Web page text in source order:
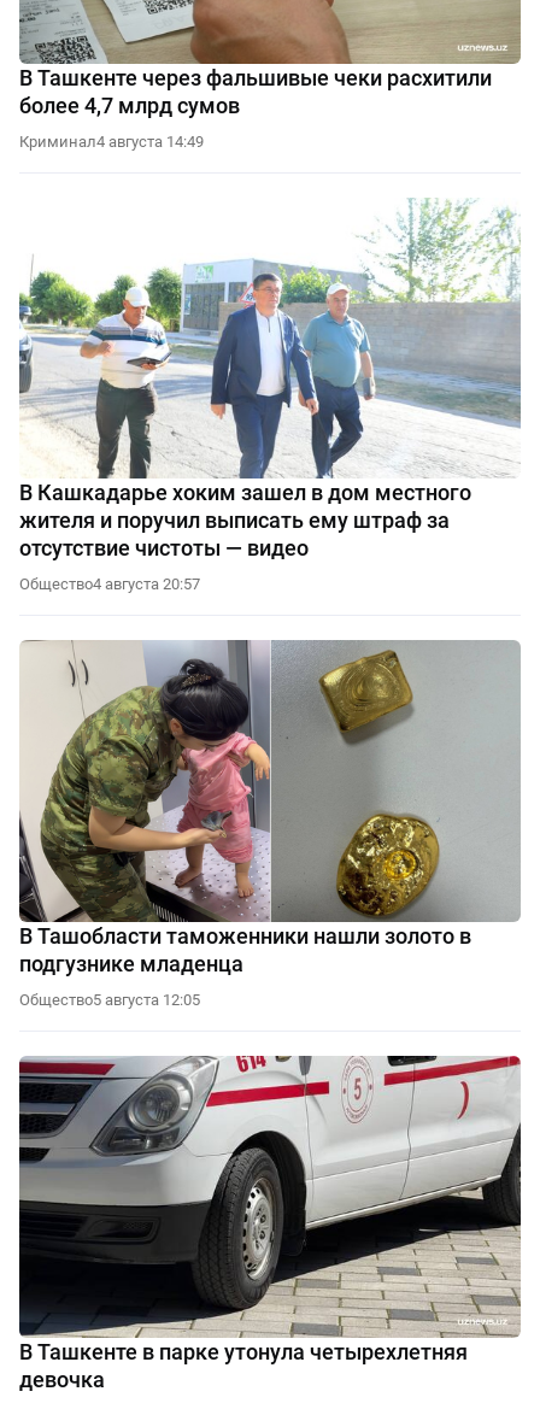
В Ташкенте через фальшивые чеки расхитили
более 4,7 млрд сумов
Криминал4 августа 14:49
В Кашкадарье хоким зашел в дом местного
жителя и поручил выписать ему штраф за
отсутствие чистоты — видео
Общество4 августа 20:57
В Ташобласти таможенники нашли золото в
подгузнике младенца
Общество5 августа 12:05
В Ташкенте в парке утонула четырехлетняя
девочка